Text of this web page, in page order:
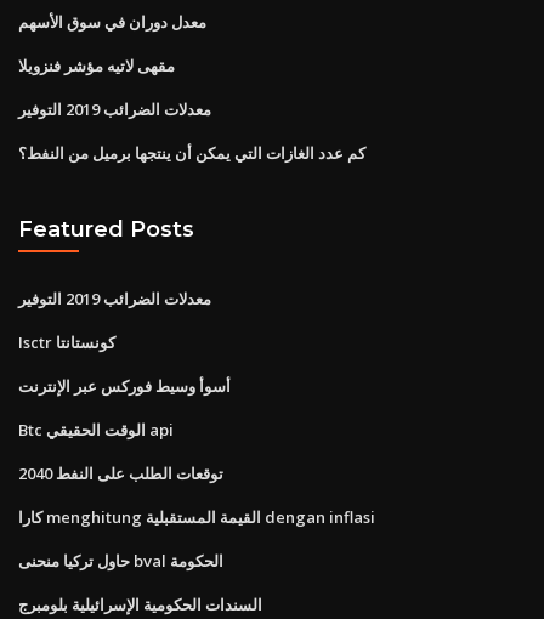
معدل دوران في سوق الأسهم
مقهى لاتيه مؤشر فنزويلا
معدلات الضرائب 2019 التوفير
كم عدد الغازات التي يمكن أن ينتجها برميل من النفط؟
Featured Posts
معدلات الضرائب 2019 التوفير
Isctr كونستانتا
أسوأ وسيط فوركس عبر الإنترنت
Btc الوقت الحقيقي api
توقعات الطلب على النفط 2040
كارا menghitung القيمة المستقبلية dengan inflasi
حاول تركيا منحنى bval الحكومة
السندات الحكومية الإسرائيلية بلومبرج